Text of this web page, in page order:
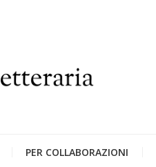
PER COLLABORAZIONI